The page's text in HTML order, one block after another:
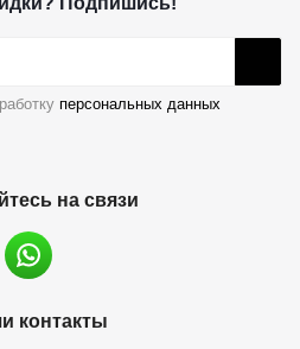
персональных данных
на связи
контакты